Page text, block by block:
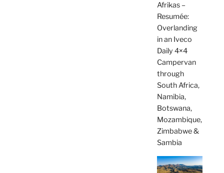
Afrikas –
Resumée:
Overlanding
in an Iveco
Daily 4×4
Campervan
through
South Africa,
Namibia,
Botswana,
Mozambique,
Zimbabwe &
Sambia